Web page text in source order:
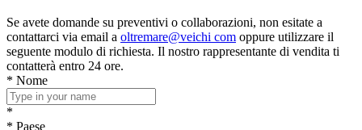
Se avete domande su preventivi o collaborazioni, non esitate a
contattarci via email a oltremare@veichi com oppure utilizzare il
seguente modulo di richiesta. Il nostro rappresentante di vendita ti
contatterà entro 24 ore.
* Nome
*
* Paese